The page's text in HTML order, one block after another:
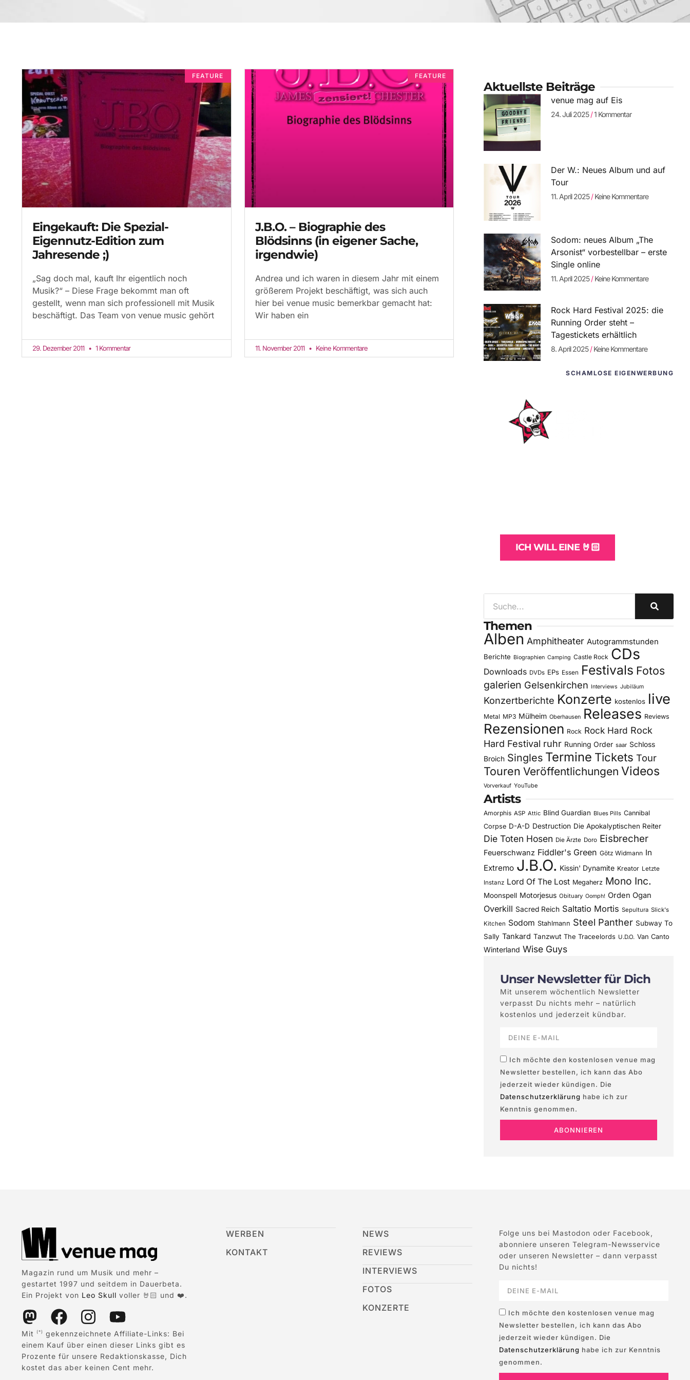
FEATURE
Eingekauft: Die Spezial-
Eigennutz-Edition zum
Jahresende ;)
„Sag doch mal, kauft Ihr eigentlich noch
Musik?“ – Diese Frage bekommt man oft
gestellt, wenn man sich professionell mit Musik
beschäftigt. Das Team von venue music gehört
29. Dezember 2011 1 Kommentar
FEATURE
J.B.O. – Biographie des
Blödsinns (in eigener Sache,
irgendwie)
Andrea und ich waren in diesem Jahr mit einem
größerem Projekt beschäftigt, was sich auch
hier bei venue music bemerkbar gemacht hat:
Wir haben ein
11. November 2011 Keine Kommentare
Aktuellste Beiträge
venue mag auf Eis
24. Juli 2025 1 Kommentar
Der W.: Neues Album und auf
Tour
11. April 2025 Keine Kommentare
Sodom: neues Album „The
Arsonist“ vorbestellbar – erste
Single online
11. April 2025 Keine Kommentare
Rock Hard Festival 2025: die
Running Order steht –
Tagestickets erhältlich
8. April 2025 Keine Kommentare
SCHAMLOSE EIGENWERBUNG
ICH WILL EINE 🤘🏻
Themen
Alben Amphitheater Autogrammstunden
Berichte Biographien Camping Castle Rock CDs
Downloads DVDs EPs Essen Festivals Fotos
galerien Gelsenkirchen Interviews Jubiläum
Konzertberichte Konzerte kostenlos live
Metal MP3 Mülheim Oberhausen Releases Reviews
Rezensionen Rock Rock Hard Rock
Hard Festival ruhr Running Order saar Schloss
Broich Singles Termine Tickets Tour
Touren Veröffentlichungen Videos
Vorverkauf YouTube
Artists
Amorphis ASP Attic Blind Guardian Blues Pills Cannibal
Corpse D-A-D Destruction Die Apokalyptischen Reiter
Die Toten Hosen Die Ärzte Doro Eisbrecher
Feuerschwanz Fiddler's Green Götz Widmann In
Extremo J.B.O. Kissin' Dynamite Kreator Letzte
Instanz Lord Of The Lost Megaherz Mono Inc.
Moonspell Motorjesus Obituary Oomph! Orden Ogan
Overkill Sacred Reich Saltatio Mortis Sepultura Slick's
Kitchen Sodom Stahlmann Steel Panther Subway To
Sally Tankard Tanzwut The Traceelords U.D.O. Van Canto
Winterland Wise Guys
Unser Newsletter für Dich
Mit unserem wöchentlich Newsletter
verpasst Du nichts mehr – natürlich
kostenlos und jederzeit kündbar.
Ich möchte den kostenlosen venue mag
Newsletter bestellen, ich kann das Abo
jederzeit wieder kündigen. Die
Datenschutzerklärung habe ich zur
Kenntnis genommen.
ABONNIEREN
Magazin rund um Musik und mehr –
gestartet 1997 und seitdem in Dauerbeta.
Ein Projekt von Leo Skull voller 🤘🏻 und ❤️.
Mit (*)
gekennzeichnete Affiliate-Links: Bei
einem Kauf über einen dieser Links gibt es
Prozente für unsere Redaktionskasse, Dich
kostet das aber keinen Cent mehr.
WERBEN
KONTAKT
NEWS
REVIEWS
INTERVIEWS
FOTOS
KONZERTE
Folge uns bei Mastodon oder Facebook,
abonniere unseren Telegram-Newsservice
oder unseren Newsletter – dann verpasst
Du nichts!
Ich möchte den kostenlosen venue mag
Newsletter bestellen, ich kann das Abo
jederzeit wieder kündigen. Die
Datenschutzerklärung habe ich zur Kenntnis
genommen.